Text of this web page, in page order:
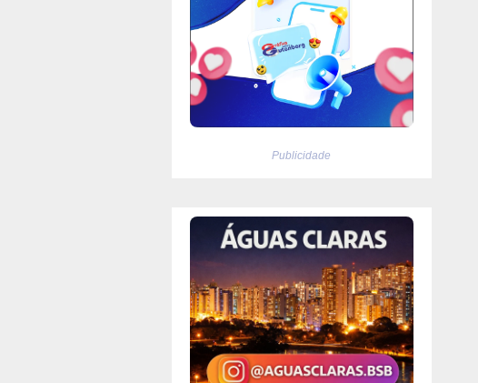
Publicidade